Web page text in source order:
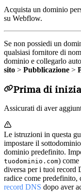
Acquista un dominio
su Webflow.
Se non possiedi un
qualsiasi fornitore di
dominio e collegarlo
sito > Pubblicazione >
Prima di
Assicurati di aver
Le istruzioni in questa
impostare il sottodominio
dominio predefinito.
tuodominio.com)
diversa per i tuoi record
radice come predefinito,
record DNS dopo aver